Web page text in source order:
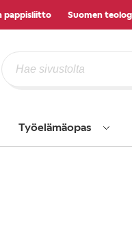
pappisliitto Suomen
Työelämäopas